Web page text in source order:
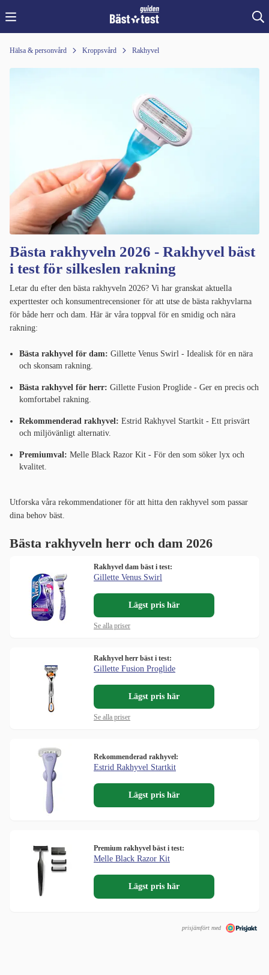
Hälsa & personvård Kroppsvård Rakhyvel
Bästa rakhyveln 2026 - Rakhyvel bäst
i test för silkeslen rakning
Letar du efter den bästa rakhyveln 2026? Vi har granskat aktuella
experttester och konsumentrecensioner för att utse de bästa rakhyvlarna
för både herr och dam. Här är våra toppval för en smidig och nära
rakning:
Bästa rakhyvel för dam: Gillette Venus Swirl - Idealisk för en nära
och skonsam rakning.
Bästa rakhyvel för herr: Gillette Fusion Proglide - Ger en precis och
komfortabel rakning.
Rekommenderad rakhyvel: Estrid Rakhyvel Startkit - Ett prisvärt
och miljövänligt alternativ.
Premiumval: Melle Black Razor Kit - För den som söker lyx och
kvalitet.
Utforska våra rekommendationer för att hitta den rakhyvel som passar
dina behov bäst.
Bästa rakhyveln herr och dam 2026
Rakhyvel dam bäst i test:
Gillette Venus Swirl
Lägst pris här
Se alla priser
Rakhyvel herr bäst i test:
Gillette Fusion Proglide
Lägst pris här
Se alla priser
Rekommenderad rakhyvel:
Estrid Rakhyvel Startkit
Lägst pris här
Premium rakhyvel bäst i test:
Melle Black Razor Kit
Lägst pris här
prisjämfört med